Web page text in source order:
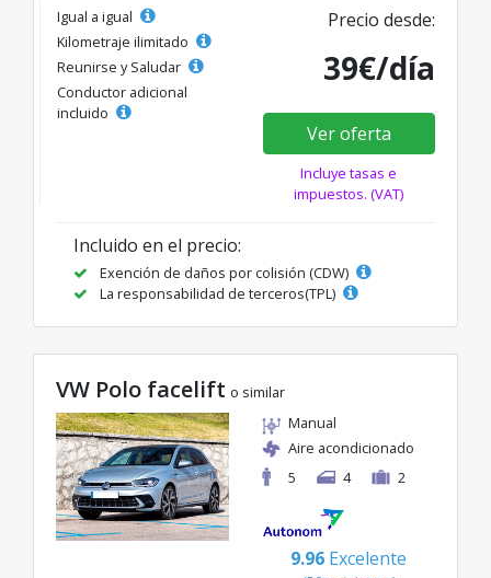
Igual a igual
Kilometraje ilimitado
Reunirse y Saludar
Conductor adicional
incluido
Precio desde:
39€/día
Ver oferta
Incluye tasas e
impuestos. (VAT)
Incluido en el precio:
Exención de daños por colisión (CDW)
La responsabilidad de terceros(TPL)
VW Polo facelift o similar
Manual
Aire acondicionado
5
4 2
9.96 Excelente